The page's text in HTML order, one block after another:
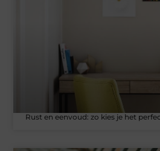
Rust en eenvoud: zo kies je het